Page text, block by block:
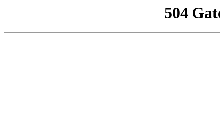
504